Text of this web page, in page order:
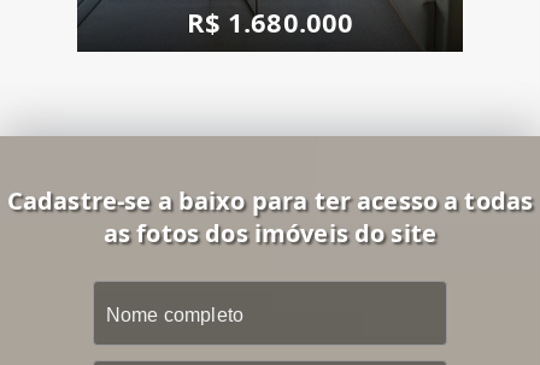
R$ 1.680.000
Cadastre-se a baixo para ter acesso a todas
as fotos dos imóveis do site